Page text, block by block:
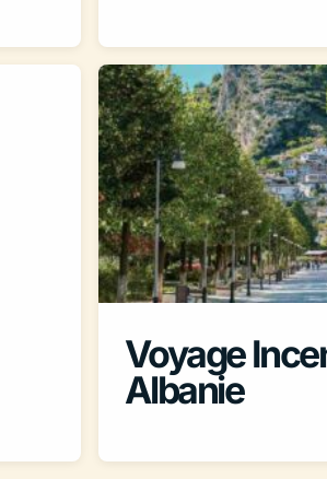
Voyage
Albanie